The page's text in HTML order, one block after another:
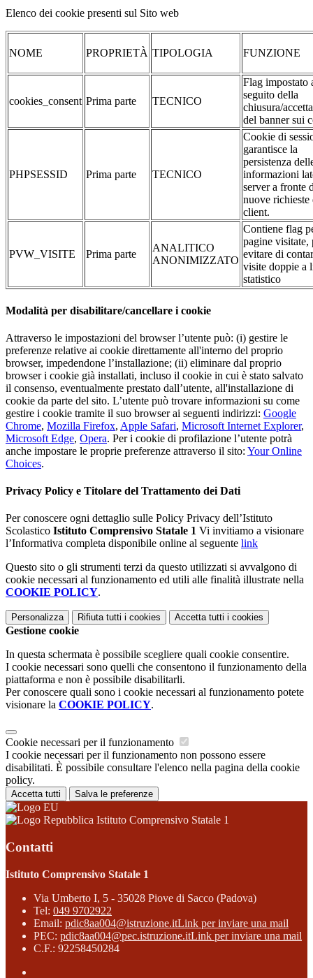
Elenco dei cookie presenti sul Sito web
NOME PROPRIETÀ TIPOLOGIA FUNZIONE
cookies_consent Prima parte TECNICO
Flag impostato
seguito della
chiusura/
del banner sui
PHPSESSID Prima parte TECNICO
Cookie di
garantisce la
persistenza
informazioni
server a fronte
nuove richieste
client.
PVW_VISITE Prima parte
ANALITICO
ANONIMIZZATO
Contiene flag
pagine visitate,
evitare di
visite doppie a
statistico
Modalità per disabilitare/cancellare i cookie
Attraverso le impostazioni del browser l’utente può: (i) gestire le
preferenze relative ai cookie direttamente all'interno del proprio
browser, impedendone l’installazione; (ii) eliminare dal proprio
browser i cookie già installati, incluso il cookie in cui è stato salvato
il consenso, eventualmente prestato dall’utente, all'installazione di
cookie da parte del sito. L’utente può trovare informazioni su come
gestire i cookie tramite il suo browser ai seguenti indirizzi: Google
Chrome, Mozilla Firefox, Apple Safari, Microsoft Internet Explorer,
Microsoft Edge, Opera. Per i cookie di profilazione l’utente potrà
anche impostare le proprie preferenze attraverso il sito: Your Online
Choices.
Privacy Policy e Titolare del Trattamento dei Dati
Per conoscere ogni dettaglio sulle Policy Privacy dell’Istituto
Scolastico Istituto Comprensivo Statale 1 Vi invitiamo a visionare
l’Informativa completa disponibile online al seguente link
Questo sito o gli strumenti terzi da questo utilizzati si avvalgono di
cookie necessari al funzionamento ed utili alle finalità illustrate nella
COOKIE POLICY.
Personalizza Rifiuta tutti i cookies Accetta tutti i cookies
Gestione cookie
In questa schermata è possibile scegliere quali cookie consentire.
I cookie necessari sono quelli che consentono il funzionamento della
piattaforma e non è possibile disabilitarli.
Per conoscere quali sono i cookie necessari al funzionamento potete
visionare la COOKIE POLICY.
Cookie necessari per il funzionamento
I cookie necessari per il funzionamento non possono essere
disabilitati. È possibile consultare l'elenco nella pagina della cookie
policy.
Accetta tutti Salva le preferenze
Istituto Comprensivo Statale 1
Contatti
Istituto Comprensivo Statale 1
Via Umberto I, 5 - 35028 Piove di Sacco (Padova)
Tel: 049 9702922
Email: pdic8aa004@istruzione.itLink per inviare una mail
PEC: pdic8aa004@pec.istruzione.itLink per inviare una mail
C.F.: 92258450284